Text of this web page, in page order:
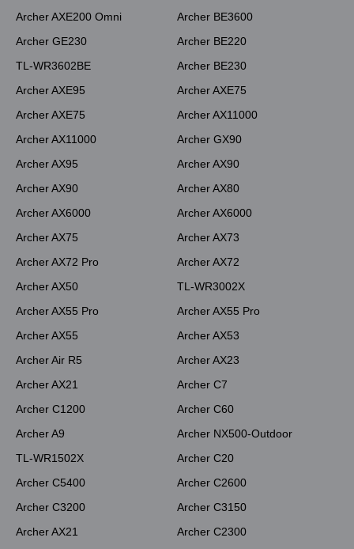
Archer AXE200 Omni
Archer BE3600
Archer GE230
Archer BE220
TL-WR3602BE
Archer BE230
Archer AXE95
Archer AXE75
Archer AXE75
Archer AX11000
Archer AX11000
Archer GX90
Archer AX95
Archer AX90
Archer AX90
Archer AX80
Archer AX6000
Archer AX6000
Archer AX75
Archer AX73
Archer AX72 Pro
Archer AX72
Archer AX50
TL-WR3002X
Archer AX55 Pro
Archer AX55 Pro
Archer AX55
Archer AX53
Archer Air R5
Archer AX23
Archer AX21
Archer C7
Archer C1200
Archer C60
Archer A9
Archer NX500-Outdoor
TL-WR1502X
Archer C20
Archer C5400
Archer C2600
Archer C3200
Archer C3150
Archer AX21
Archer C2300